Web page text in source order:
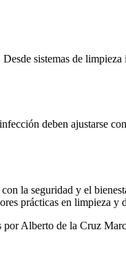
sistemas de
deben ajustarse
la seguridad y el
prácticas en limpieza y
Alberto de la Cruz